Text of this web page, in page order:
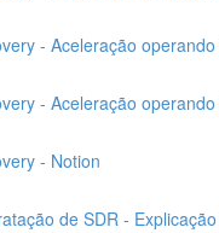
- Aceleração
- Aceleração
- Notion
de SDR -